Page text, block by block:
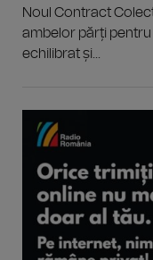
Noul Contract
ambelor părți
echilibrat și...